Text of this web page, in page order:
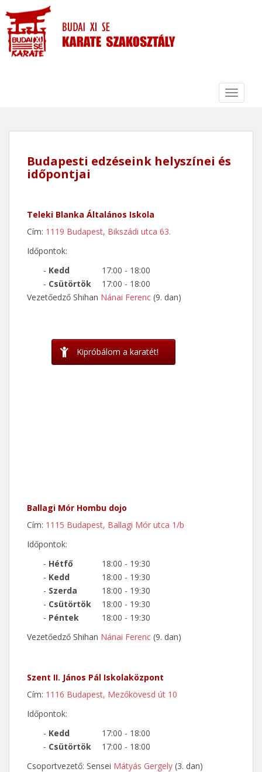
Budapesti edzéseink helyszínei és
időpontjai
Teleki Blanka Általános Iskola
Cím: 1119 Budapest, Bikszádi utca 63.
Időpontok:
- Kedd
17:00 - 18:00
- Csütörtök
17:00 - 18:00
Vezetőedző Shihan Nánai Ferenc (9. dan)
Kipróbálom a karatét!
Ballagi Mór Hombu dojo
Cím: 1115 Budapest, Ballagi Mór utca 1/b
Időpontok:
- Hétfő
18:00 - 19:30
- Kedd
18:00 - 19:30
- Szerda
18:00 - 19:30
- Csütörtök
18:00 - 19:30
- Péntek
18:00 - 19:30
Vezetőedző Shihan Nánai Ferenc (9. dan)
Szent II. János Pál Iskolaközpont
Cím: 1116 Budapest, Mezőkövesd út 10
Időpontok:
- Kedd
17:00 - 18:00
- Csütörtök
17:00 - 18:00
Csoportvezető: Sensei Mátyás Gergely (3. dan)